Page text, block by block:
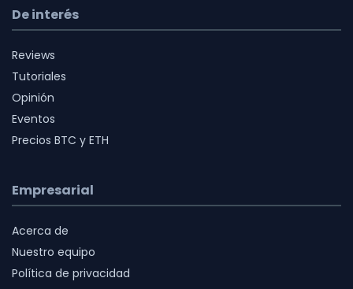
De interés
Reviews
Tutoriales
Opinión
Eventos
Precios BTC y ETH
Empresarial
Acerca de
Nuestro equipo
Política de privacidad